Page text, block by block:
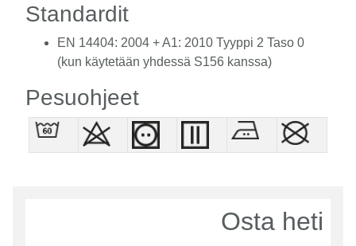
Standardit
EN 14404: 2004 + A1: 2010 Tyyppi 2 Taso 0
(kun käytetään yhdessä S156 kanssa)
Pesuohjeet
Osta heti